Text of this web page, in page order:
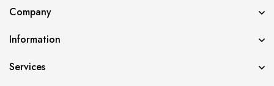
Company
Information
Services